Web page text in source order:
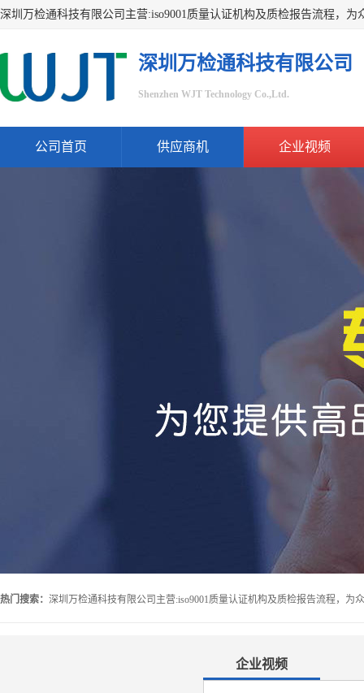
深圳万检通科技有限公司
Shenzhen WJT Technology Co.,Ltd.
公司首页 供应商机 企业视频
热门搜索：
企业视频